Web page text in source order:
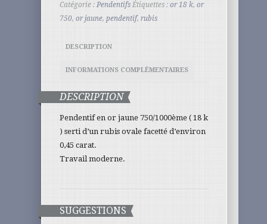
Catégorie : Pendentifs Étiquettes : or 18 k, or
750, or jaune, pendentif, rubis
DESCRIPTION
INFORMATIONS COMPLÉMENTAIRES
DESCRIPTION
Pendentif en or jaune 750/1000ème ( 18 k
) serti d’un rubis ovale facetté d’environ
0,45 carat.
Travail moderne.
SUGGESTIONS